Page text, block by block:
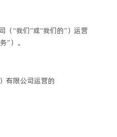
（“我们”或“我们的”）运营
”）。
有限公司运营的